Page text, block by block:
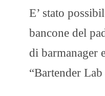
E’ stato
bancone del
di barmanager
“Bartender